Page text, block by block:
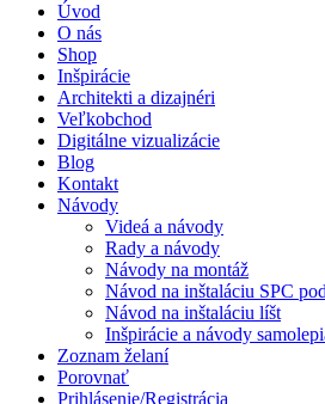
Úvod
O nás
Shop
Inšpirácie
Architekti a dizajnéri
Veľkobchod
Digitálne vizualizácie
Blog
Kontakt
Návody
Videá a návody
Rady a návody
Návody na montáž
Návod na inštaláciu SPC
Návod na inštaláciu líšt
Inšpirácie a návody
Zoznam želaní
Porovnať
Prihlásenie/Registrácia